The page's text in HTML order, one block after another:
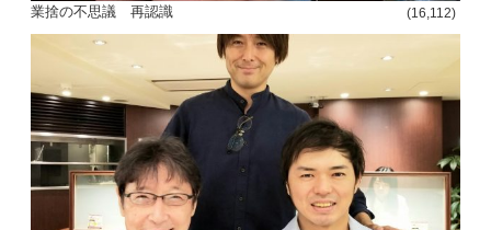
業捨の不思議 再認識 (16,112)